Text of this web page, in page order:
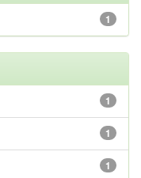
1
1
1
1